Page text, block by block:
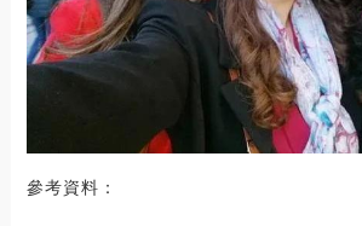
參考資料：